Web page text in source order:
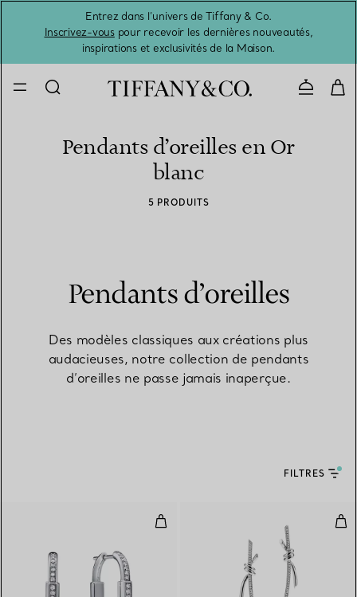
Entrez dans l’univers de Tiffany & Co.
Inscrivez-vouspour recevoir les dernières nouveautés,
inspirations et exclusivités de la Maison.
Pendants d’oreilles en Or
blanc
5 PRODUITS
Pendants d’oreilles
Des modèles classiques aux créations plus
audacieuses, notre collection de pendants
d’oreilles ne passe jamais inaperçue.
FILTRES
Boucles d’oreilles Lock en or